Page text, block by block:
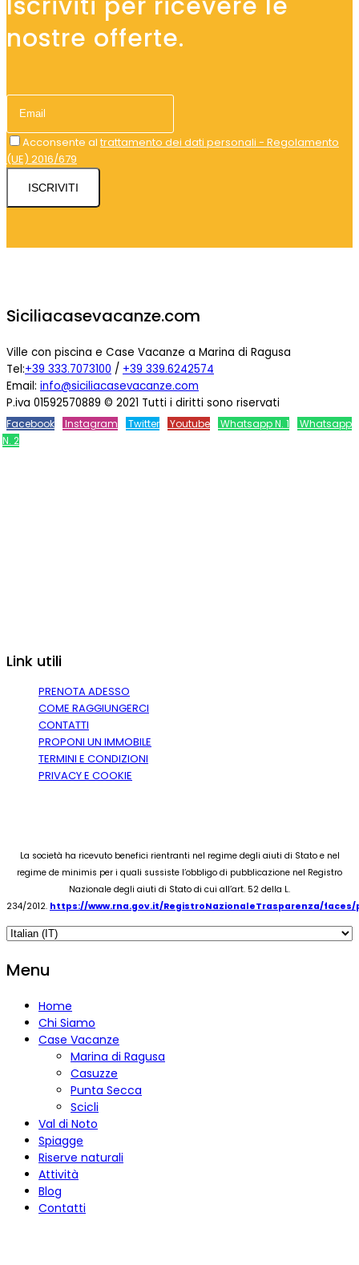
nostre offerte.
Acconsente al trattamento dei dati personali - Regolamento
(UE) 2016/679
ISCRIVITI
Siciliacasevacanze.com
Ville con piscina e Case Vacanze a Marina di Ragusa
Tel:+39 333.7073100 / +39 339.6242574
Email: info@siciliacasevacanze.com
P.iva 01592570889 © 2021 Tutti i diritti sono riservati
Facebook Instagram Twitter Youtube Whatsapp N. 1
Whatsapp
N. 2
Link utili
PRENOTA ADESSO
COME RAGGIUNGERCI
CONTATTI
PROPONI UN IMMOBILE
TERMINI E CONDIZIONI
PRIVACY E COOKIE
La società ha ricevuto benefici rientranti nel regime degli aiuti di Stato e nel
regime de minimis per i quali sussiste l’obbligo di pubblicazione nel Registro
Nazionale degli aiuti di Stato di cui all’art. 52 della L.
234/2012. https://www.rna.gov.it/RegistroNazionaleTrasparenza/
Menu
Home
Chi Siamo
Case Vacanze
Marina di Ragusa
Casuzze
Punta Secca
Scicli
Val di Noto
Spiagge
Riserve naturali
Attività
Blog
Contatti